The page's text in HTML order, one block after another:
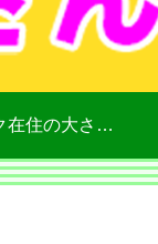
「バンコク在住の大さん」について